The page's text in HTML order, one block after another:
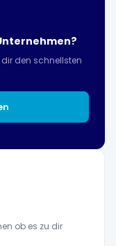
den schnellsten
ob es zu dir